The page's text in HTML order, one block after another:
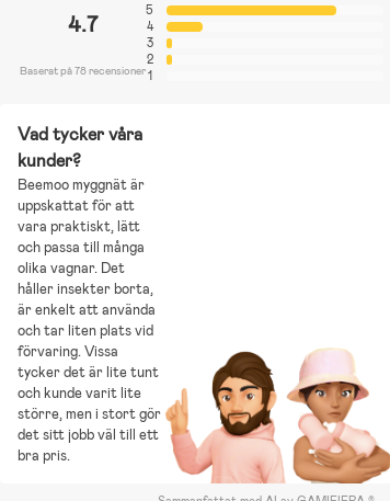
4.7
Baserat på 78 recensioner
5
4
3
2
1
Vad tycker våra
kunder?
Beemoo myggnät är
uppskattat för att
vara praktiskt, lätt
och passa till många
olika vagnar. Det
håller insekter borta,
är enkelt att använda
och tar liten plats vid
förvaring. Vissa
tycker det är lite tunt
och kunde varit lite
större, men i stort gör
det sitt jobb väl till ett
bra pris.